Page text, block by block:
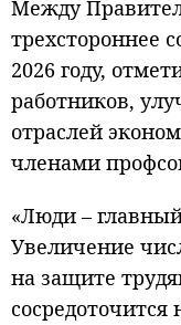
Между
трехстороннее
2026 году,
работников,
отраслей
членами
«Люди –
Увеличение
на защите